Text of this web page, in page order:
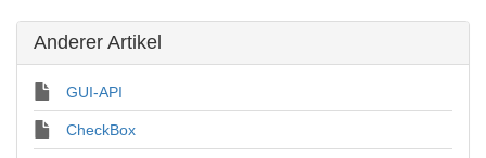
Anderer Artikel
GUI-API
CheckBox